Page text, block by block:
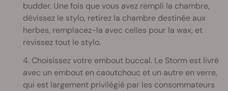
budder. Une fois que vous avez rempli la chambre,
dévissez le stylo, retirez la chambre destinée aux
herbes, remplacez-la avec celles pour la wax, et
revissez tout le stylo.
4. Choisissez votre embout buccal. Le Storm est livré
avec un embout en caoutchouc et un autre en verre,
qui est largement privilégié par les consommateurs